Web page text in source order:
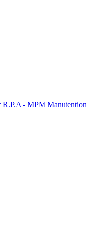
R.P.A - MPM Manutention